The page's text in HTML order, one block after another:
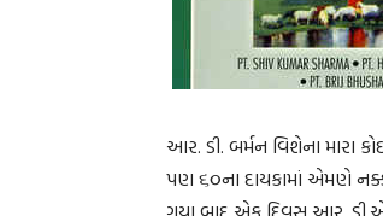
આર. ડી. બર્મન વિશેના મારા
પણ ૬૦ના દાયકામાં એમણે